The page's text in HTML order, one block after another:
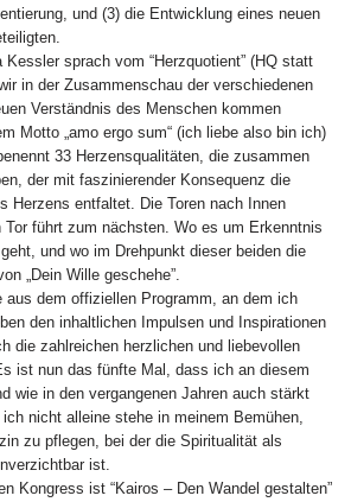
und (3) die Entwicklung eines neuen
Kessler sprach vom “Herzquotient” (HQ statt
in der Zusammenschau der verschiedenen
Verständnis des Menschen kommen
Motto „amo ergo sum“ (ich liebe also bin ich)
33 Herzensqualitäten, die zusammen
der mit faszinierender Konsequenz die
Herzens entfaltet. Die Toren nach Innen
Tor führt zum nächsten. Wo es um Erkenntnis
und wo im Drehpunkt dieser beiden die
„Dein Wille geschehe”.
aus dem offiziellen Programm, an dem ich
den inhaltlichen Impulsen und Inspirationen
die zahlreichen herzlichen und liebevollen
ist nun das fünfte Mal, dass ich an diesem
wie in den vergangenen Jahren auch stärkt
nicht alleine stehe in meinem Bemühen,
zu pflegen, bei der die Spiritualität als
ist.
Kongress ist “Kairos – Den Wandel gestalten”